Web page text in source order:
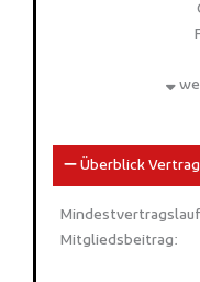
Überblick
Mitgliedsbeitrag: